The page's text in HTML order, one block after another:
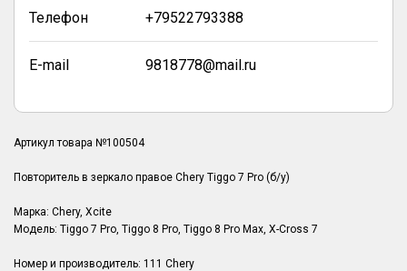
Телефон +79522793388
E-mail 9818778@mail.ru
Артикул товара №100504
Повторитель в зеркало правое Chery Tiggo 7 Pro (б/у)
Марка: Chery, Xcite
Модель: Tiggo 7 Pro, Tiggo 8 Pro, Tiggo 8 Pro Max, X-Cross 7
Номер и производитель: 111 Chery